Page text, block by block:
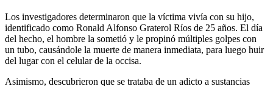
Los investigadores determinaron que la víctima vivía con su hijo,
identificado como Ronald Alfonso Graterol Ríos de 25 años. El día
del hecho, el hombre la sometió y le propinó múltiples golpes con
un tubo, causándole la muerte de manera inmediata, para luego huir
del lugar con el celular de la occisa.
Asimismo, descubrieron que se trataba de un adicto a sustancias